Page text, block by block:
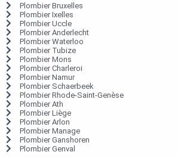
Plombier Bruxelles
Plombier Ixelles
Plombier Uccle
Plombier Anderlecht
Plombier Waterloo
Plombier Tubize
Plombier Mons
Plombier Charleroi
Plombier Namur
Plombier Schaerbeek
Plombier Rhode-Saint-Genèse
Plombier Ath
Plombier Liège
Plombier Arlon
Plombier Manage
Plombier Ganshoren
Plombier Genval